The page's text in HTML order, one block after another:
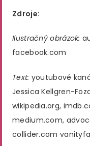
Zdroje:
Ilustračný obrázok:
facebook.com
Text: youtubové
Jessica Kellgren-
wikipedia.org,
medium.com,
collider.com